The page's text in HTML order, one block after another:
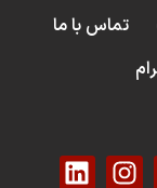
تماس با ما